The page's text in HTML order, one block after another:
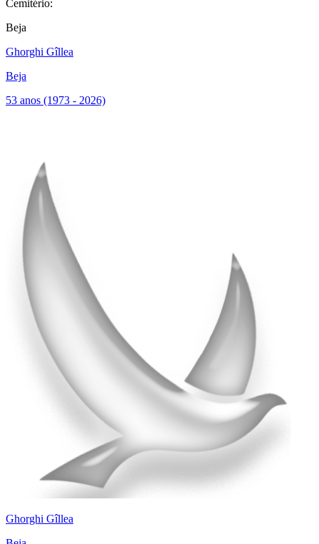
Cemitério:
Beja
Ghorghi Gîllea
Beja
53 anos (1973 - 2026)
Ghorghi Gîllea